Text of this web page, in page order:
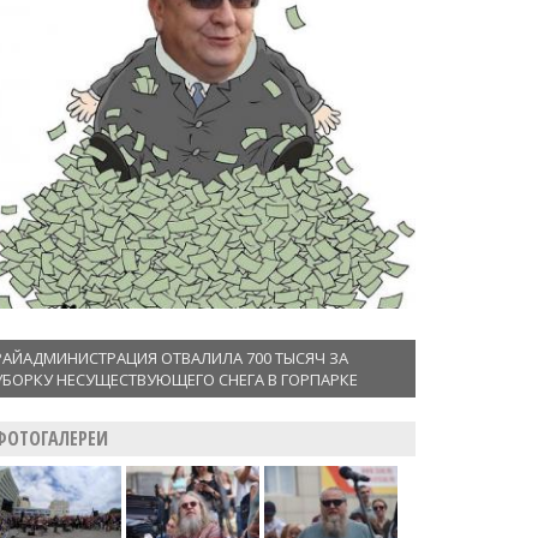
ОТВАЛИЛА 700 ТЫСЯЧ ЗА
НЕСУЩЕСТВУЮЩЕГО СНЕГА В ГОРПАРКЕ